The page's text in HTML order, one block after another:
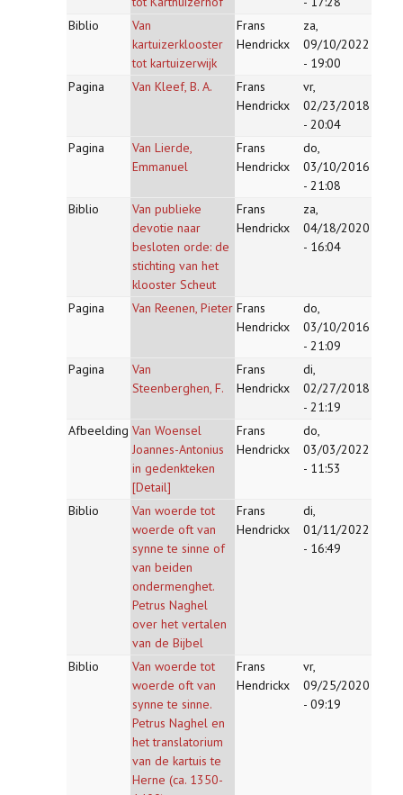
Biblio
Van
kartuizerklooster
tot kartuizerwijk
Frans
Hendrickx
za,
09/10/2022
- 19:00
Pagina
Van Kleef, B. A.
Frans
Hendrickx
vr,
02/23/2018
- 20:04
Pagina
Van Lierde,
Emmanuel
Frans
Hendrickx
do,
03/10/2016
- 21:08
Biblio
Van publieke
devotie naar
besloten orde: de
stichting van het
klooster Scheut
Frans
Hendrickx
za,
04/18/2020
- 16:04
Pagina Van Reenen, Pieter Frans
Hendrickx
do,
03/10/2016
- 21:09
Pagina
Van
Steenberghen, F.
Frans
Hendrickx
di,
02/27/2018
- 21:19
Afbeelding Van Woensel
Joannes-Antonius
in gedenkteken
[Detail]
Frans
Hendrickx
do,
03/03/2022
- 11:53
Biblio
Van woerde tot
woerde oft van
synne te sinne of
van beiden
ondermenghet.
Petrus Naghel
over het vertalen
van de Bijbel
Frans
Hendrickx
di,
01/11/2022
- 16:49
Biblio
Van woerde tot
woerde oft van
synne te sinne.
Petrus Naghel en
het translatorium
van de kartuis te
Herne (ca. 1350-
Frans
Hendrickx
vr,
09/25/2020
- 09:19